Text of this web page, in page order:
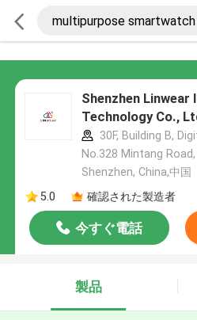
Shenzhen Linwear
Technology Co.,
30F, Building B,
No.328 Mintang
Shenzhen, China,中国
5.0
確認された製造者
今すぐ電話
製品